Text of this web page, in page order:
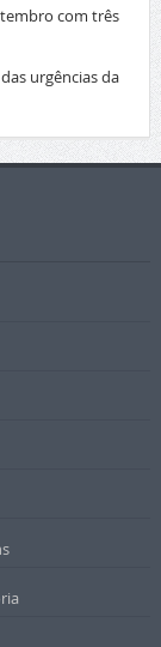
com três
urgências da